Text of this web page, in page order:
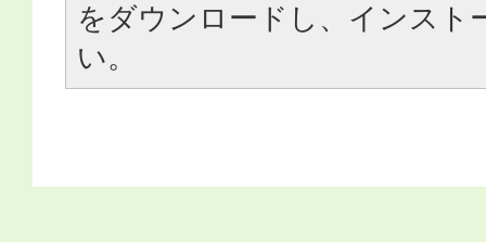
をダウンロードし、インスト
い。